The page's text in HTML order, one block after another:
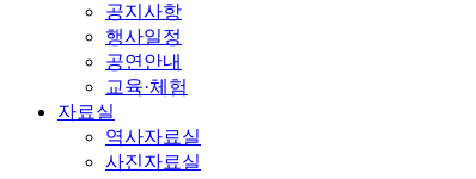
공지사항
행사일정
공연안내
교육·체험
자료실
역사자료실
사진자료실